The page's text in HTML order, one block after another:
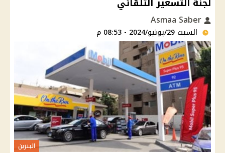
السبت 29/يونيو/2024 - 08:53 م
البنزين